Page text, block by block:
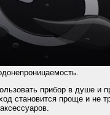
прибор в душе и
становится проще и не
аксессуаров.